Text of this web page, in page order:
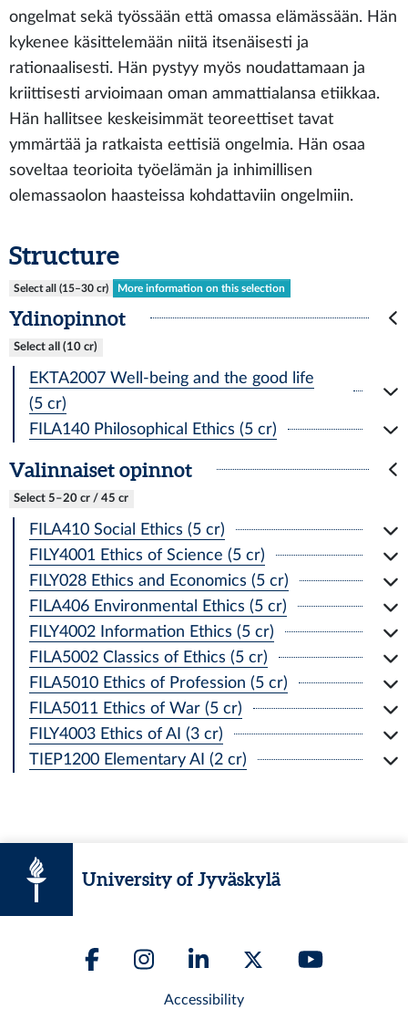
ongelmat sekä työssään että omassa elämässään. Hän
kykenee käsittelemään niitä itsenäisesti ja
rationaalisesti. Hän pystyy myös noudattamaan ja
kriittisesti arvioimaan oman ammattialansa etiikkaa.
Hän hallitsee keskeisimmät teoreettiset tavat
ymmärtää ja ratkaista eettisiä ongelmia. Hän osaa
soveltaa teorioita työelämän ja inhimillisen
olemassaolon haasteissa kohdattaviin ongelmiin.
Structure
Select all (15–30 cr) More information on this selection
Ydinopinnot
Select all (10 cr)
EKTA2007 Well-being and the good life
(5 cr)
FILA140 Philosophical Ethics (5 cr)
Valinnaiset opinnot
Select 5–20 cr / 45 cr
FILA410 Social Ethics (5 cr)
FILY4001 Ethics of Science (5 cr)
FILY028 Ethics and Economics (5 cr)
FILA406 Environmental Ethics (5 cr)
FILY4002 Information Ethics (5 cr)
FILA5002 Classics of Ethics (5 cr)
FILA5010 Ethics of Profession (5 cr)
FILA5011 Ethics of War (5 cr)
FILY4003 Ethics of AI (3 cr)
TIEP1200 Elementary AI (2 cr)
University of Jyväskylä
Accessibility